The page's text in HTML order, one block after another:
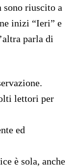
sono riuscito a
inizi “Ieri” e
parla di
lettori per
ed
è sola, anche